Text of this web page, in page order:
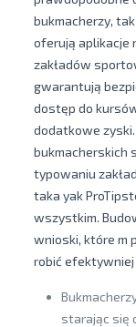
bukmacherzy,
oferują aplikacje
zakładów
gwarantują
dostęp do
dodatkowe
bukmacherskich
typowaniu
taka yak
wszystkim.
wnioski, które m
robić
starając się